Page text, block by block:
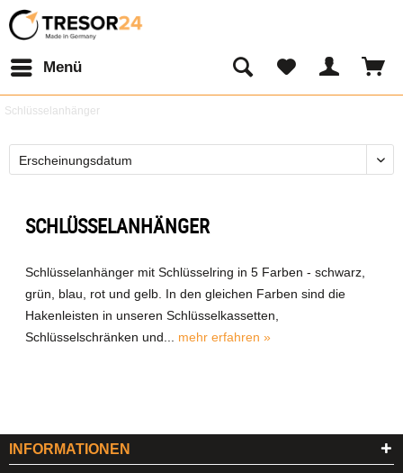
Menü
Schlüsselanhänger
SCHLÜSSELANHÄNGER
Schlüsselanhänger mit Schlüsselring in 5 Farben - schwarz,
grün, blau, rot und gelb. In den gleichen Farben sind die
Hakenleisten in unseren Schlüsselkassetten,
Schlüsselschränken und... mehr erfahren »
INFORMATIONEN